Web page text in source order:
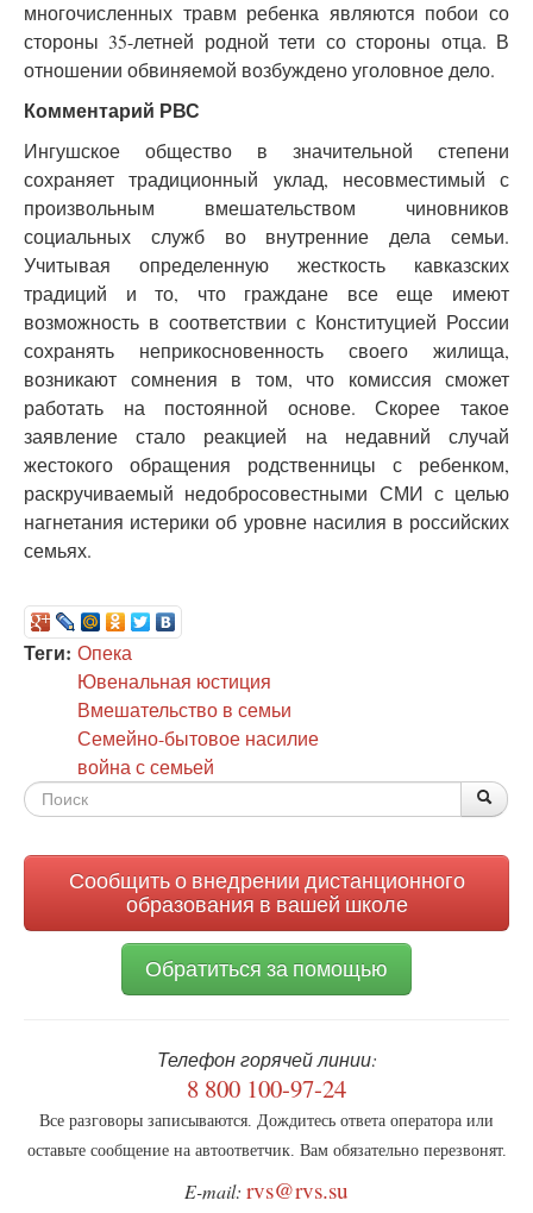
многочисленных травм ребенка являются побои со
стороны 35-летней родной тети со стороны отца. В
отношении обвиняемой возбуждено уголовное дело.
Комментарий РВС
Ингушское общество в значительной степени
сохраняет традиционный уклад, несовместимый с
произвольным вмешательством чиновников
социальных служб во внутренние дела семьи.
Учитывая определенную жесткость кавказских
традиций и то, что граждане все еще имеют
возможность в соответствии с Конституцией России
сохранять неприкосновенность своего жилища,
возникают сомнения в том, что комиссия сможет
работать на постоянной основе. Скорее такое
заявление стало реакцией на недавний случай
жестокого обращения родственницы с ребенком,
раскручиваемый недобросовестными СМИ с целью
нагнетания истерики об уровне насилия в российских
семьях.
Теги: Опека
Ювенальная юстиция
Вмешательство в семьи
Семейно-бытовое насилие
война с семьей
Форма
Сообщить о внедрении дистанционного
образования в вашей школе
Обратиться за помощью
Телефон горячей линии:
8 800 100-97-24
Все разговоры записываются. Дождитесь ответа оператора или
оставьте сообщение на автоответчик. Вам обязательно перезвонят.
E-mail: rvs@rvs.su